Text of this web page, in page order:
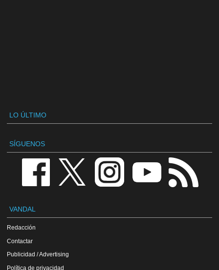
LO ÚLTIMO
SÍGUENOS
VANDAL
Redacción
Contactar
Publicidad / Advertising
Política de privacidad